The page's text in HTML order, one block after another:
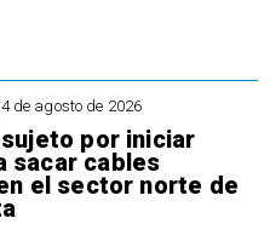
4 de agosto de 2026
sujeto por iniciar
sacar cables
el sector norte de